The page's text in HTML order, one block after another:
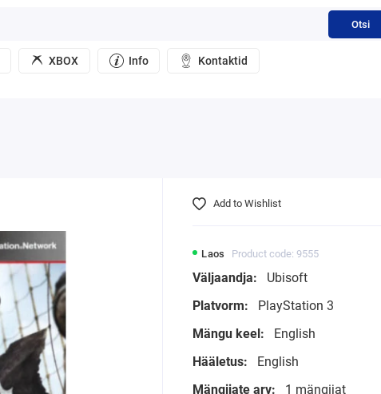
Otsi
XBOX Info Kontaktid
Laos Product code: 9555
Väljaandja:
Ubisoft
Platvorm:
PlayStation 3
Mängu keel:
English
Hääletus:
English
Mängijate arv:
1 mängijat
Add to Wishlist